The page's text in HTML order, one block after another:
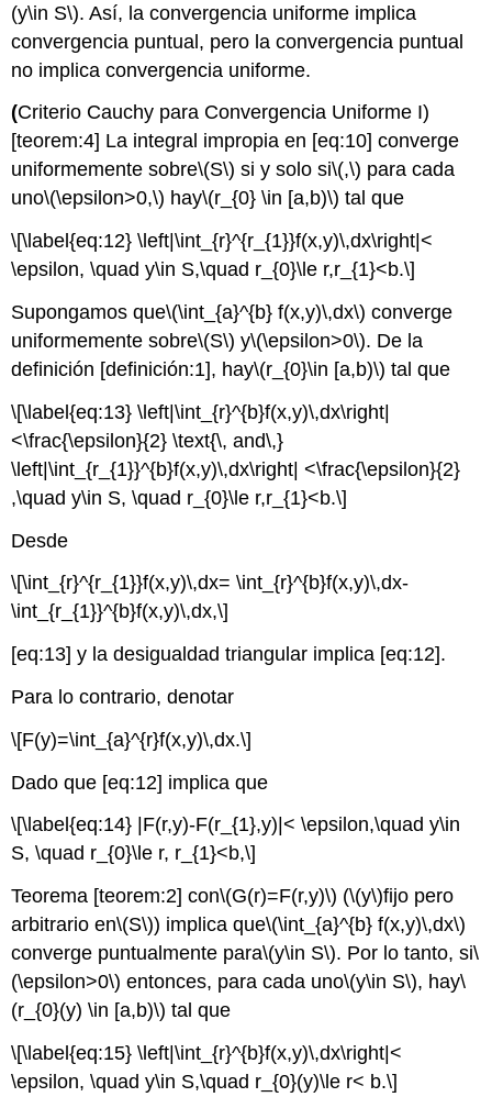
(y\in S\). Así, la convergencia uniforme implica
convergencia puntual, pero la convergencia puntual
no implica convergencia uniforme.
(Criterio Cauchy para Convergencia Uniforme I)
[teorem:4] La integral impropia en [eq:10] converge
uniformemente sobre\(S\) si y solo si\(,\) para cada
uno\(\epsilon>0,\) hay\(r_{0} \in [a,b)\) tal que
\[\label{eq:12} \left|\int_{r}^{r_{1}}f(x,y)\,dx\right|<
\epsilon, \quad y\in S,\quad r_{0}\le r,r_{1}<b.\]
Supongamos que\(\int_{a}^{b} f(x,y)\,dx\) converge
uniformemente sobre\(S\) y\(\epsilon>0\). De la
definición [definición:1], hay\(r_{0}\in [a,b)\) tal que
\[\label{eq:13} \left|\int_{r}^{b}f(x,y)\,dx\right|
<\frac{\epsilon}{2} \text{\, and\,}
\left|\int_{r_{1}}^{b}f(x,y)\,dx\right| <\frac{\epsilon}{2}
,\quad y\in S, \quad r_{0}\le r,r_{1}<b.\]
Desde
\[\int_{r}^{r_{1}}f(x,y)\,dx= \int_{r}^{b}f(x,y)\,dx-
\int_{r_{1}}^{b}f(x,y)\,dx,\]
[eq:13] y la desigualdad triangular implica [eq:12].
Para lo contrario, denotar
\[F(y)=\int_{a}^{r}f(x,y)\,dx.\]
Dado que [eq:12] implica que
\[\label{eq:14} |F(r,y)-F(r_{1},y)|< \epsilon,\quad y\in
S, \quad r_{0}\le r, r_{1}<b,\]
Teorema [teorem:2] con\(G(r)=F(r,y)\) (\(y\)fijo pero
arbitrario en\(S\)) implica que\(\int_{a}^{b} f(x,y)\,dx\)
converge puntualmente para\(y\in S\). Por lo tanto, si\
(\epsilon>0\) entonces, para cada uno\(y\in S\), hay\
(r_{0}(y) \in [a,b)\) tal que
\[\label{eq:15} \left|\int_{r}^{b}f(x,y)\,dx\right|<
\epsilon, \quad y\in S,\quad r_{0}(y)\le r< b.\]